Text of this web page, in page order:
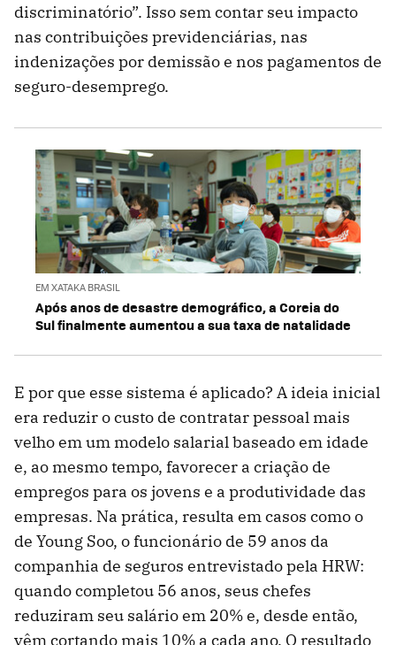
discriminatório”. Isso sem contar seu impacto
nas contribuições previdenciárias, nas
indenizações por demissão e nos pagamentos de
seguro-desemprego.
EM XATAKA BRASIL
Após anos de desastre demográfico, a Coreia do
Sul finalmente aumentou a sua taxa de natalidade
E por que esse sistema é aplicado? A ideia inicial
era reduzir o custo de contratar pessoal mais
velho em um modelo salarial baseado em idade
e, ao mesmo tempo, favorecer a criação de
empregos para os jovens e a produtividade das
empresas. Na prática, resulta em casos como o
de Young Soo, o funcionário de 59 anos da
companhia de seguros entrevistado pela HRW:
quando completou 56 anos, seus chefes
reduziram seu salário em 20% e, desde então,
vêm cortando mais 10% a cada ano. O resultado